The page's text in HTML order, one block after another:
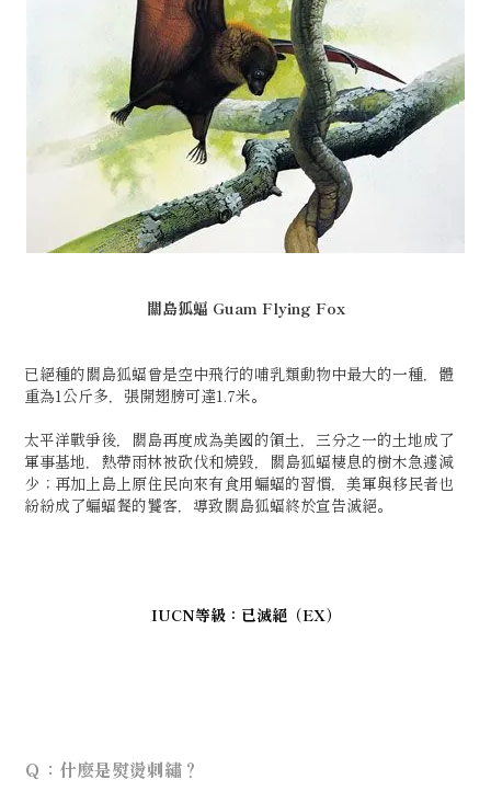
關島狐蝠 Guam Flying Fox
已絕種的關島狐蝠曾是空中飛行的哺乳類動物中最大的一種，體
重為1公斤多，張開翅膀可達1.7米。
太平洋戰爭後，關島再度成為美國的領土，三分之一的土地成了
軍事基地，熱帶雨林被砍伐和燒毀，關島狐蝠棲息的樹木急遽減
少；再加上島上原住民向來有食用蝙蝠的習慣，美軍與移民者也
紛紛成了蝙蝠餐的饕客，導致關島狐蝠終於宣告滅絕。
IUCN等級：已滅絕（EX）
Ｑ：什麼是熨燙刺繡？